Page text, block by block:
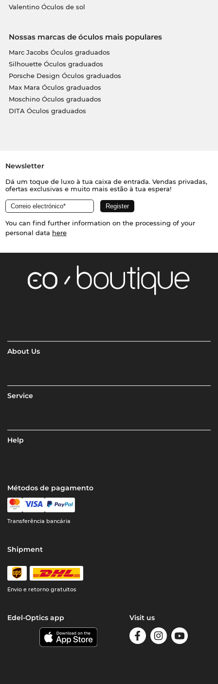
Valentino Óculos de sol
Nossas marcas de óculos mais populares
Marc Jacobs Óculos graduados
Silhouette Óculos graduados
Porsche Design Óculos graduados
Max Mara Óculos graduados
Moschino Óculos graduados
DITA Óculos graduados
Newsletter
Dá um toque de luxo à tua caixa de entrada. Vendas privadas,
ofertas exclusivas e muito mais estão à tua espera!
You can find further information on the processing of your
personal data here
About Us
Service
Help
Métodos de pagamento
Transferência bancária
Shipment
Envio e retorno gratuitos
Edel-Optics app Visit us